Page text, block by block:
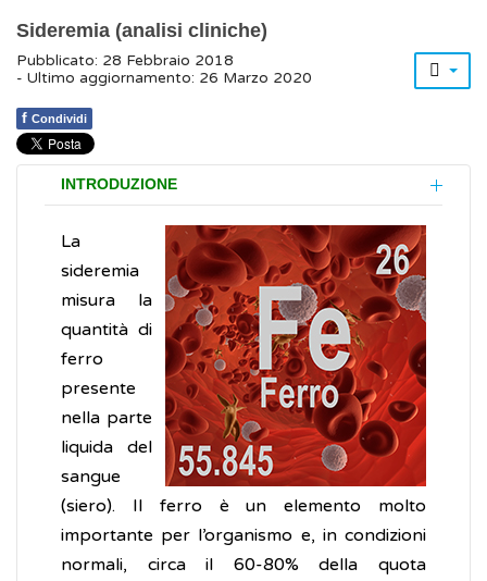
Sideremia (analisi cliniche)
Pubblicato: 28 Febbraio 2018
- Ultimo aggiornamento: 26 Marzo 2020
f Condividi
INTRODUZIONE
La
sideremia
misura la
quantità di
ferro
presente
nella parte
liquida del
sangue
(siero). Il ferro è un elemento molto
importante per l’organismo e, in condizioni
normali, circa il 60-80% della quota